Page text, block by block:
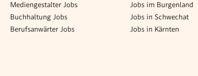
Mediengestalter Jobs
Buchhaltung Jobs
Berufsanwärter Jobs
Jobs im Burgenland
Jobs in Schwechat
Jobs in Kärnten